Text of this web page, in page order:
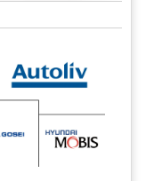
Namensnennung